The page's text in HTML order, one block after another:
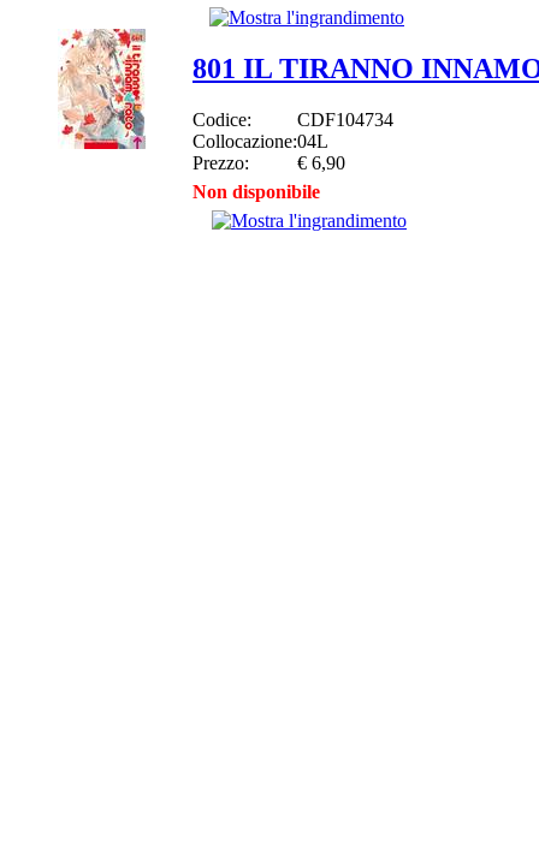
801 IL TIRANNO
Codice:
CDF104734
Collocazione:04L
Prezzo:
€ 6,90
Non disponibile